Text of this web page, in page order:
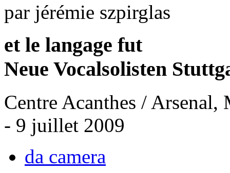
par jérémie szpirglas
et le langage fut
Neue Vocalsolisten
Centre Acanthes / Arsenal,
- 9 juillet 2009
da camera